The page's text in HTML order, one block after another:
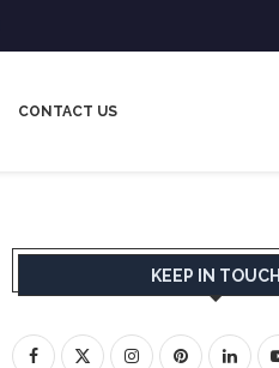
CONTACT US
KEEP IN TOUCH